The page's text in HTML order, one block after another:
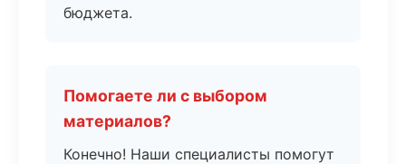
бюджета.
Помогаете ли с выбором
материалов?
Конечно! Наши специалисты помогут